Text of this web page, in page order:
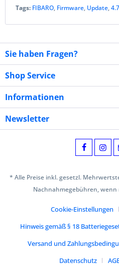
Tags: FIBARO, Firmware, Update,4.7
Sie haben Fragen?
Shop Service
Informationen
Newsletter
* Alle Preise inkl. gesetzl.
Nachnahmegebühren,
Cookie-Einstellungen
Hinweis gemäß § 18
Versand und
Datenschutz